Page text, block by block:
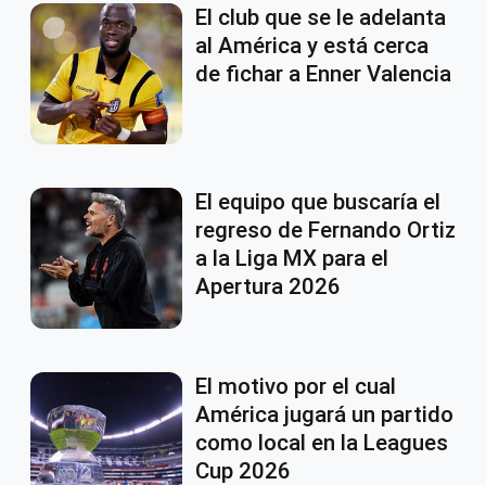
El club que se le adelanta
al América y está cerca
de fichar a Enner Valencia
El equipo que buscaría el
regreso de Fernando Ortiz
a la Liga MX para el
Apertura 2026
El motivo por el cual
América jugará un partido
como local en la Leagues
Cup 2026